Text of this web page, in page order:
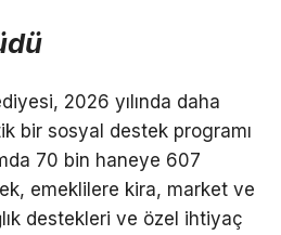
2026 yılında daha
bir sosyal destek programı
70 bin haneye 607
emeklilere kira, market ve
destekleri ve özel ihtiyaç